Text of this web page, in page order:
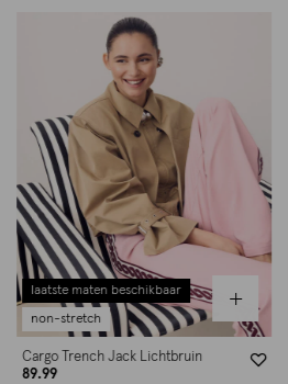
-20% extra vanaf 3 items
Swirl Wide Leg Fit Broek Roze
30.00